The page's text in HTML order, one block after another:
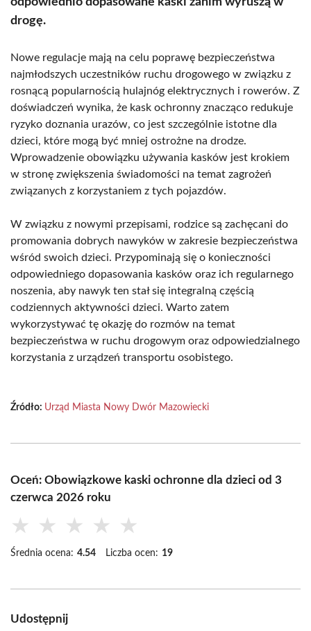
drogę.
Nowe regulacje mają na celu poprawę bezpieczeństwa
najmłodszych uczestników ruchu drogowego w związku z
rosnącą popularnością hulajnóg elektrycznych i rowerów. Z
doświadczeń wynika, że kask ochronny znacząco redukuje
ryzyko doznania urazów, co jest szczególnie istotne dla
dzieci, które mogą być mniej ostrożne na drodze.
Wprowadzenie obowiązku używania kasków jest krokiem
w stronę zwiększenia świadomości na temat zagrożeń
związanych z korzystaniem z tych pojazdów.
W związku z nowymi przepisami, rodzice są zachęcani do
promowania dobrych nawyków w zakresie bezpieczeństwa
wśród swoich dzieci. Przypominają się o konieczności
odpowiedniego dopasowania kasków oraz ich regularnego
noszenia, aby nawyk ten stał się integralną częścią
codziennych aktywności dzieci. Warto zatem
wykorzystywać tę okazję do rozmów na temat
bezpieczeństwa w ruchu drogowym oraz odpowiedzialnego
korzystania z urządzeń transportu osobistego.
Źródło: Urząd Miasta Nowy Dwór Mazowiecki
Oceń: Obowiązkowe kaski ochronne dla dzieci od 3
czerwca 2026 roku
★ ★ ★ ★ ★
Średnia ocena: 4.54 Liczba ocen: 19
Udostępnij